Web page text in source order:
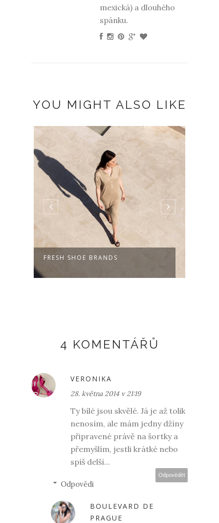
mexická) a dlouhého
spánku.
YOU MIGHT ALSO LIKE
FRESH SHOE BRANDS
4 KOMENTÁŘŮ
VERONIKA
28. května 2014 v 21:19
Ty bílé jsou skvělé. Já je až tolik
nenosím, ale mám jedny džíny
připravené právě na šortky a
přemyšlím, jestli krátké nebo
spíš delší...
Odpovědět
Odpovědi
BOULEVARD DE
PRAGUE